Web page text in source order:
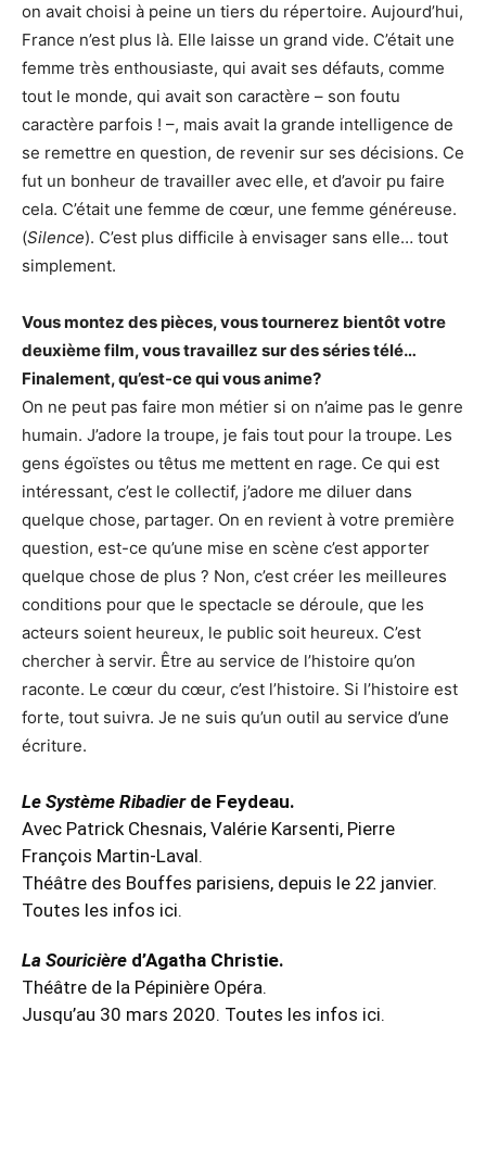
on avait choisi à peine un tiers du répertoire. Aujourd’hui,
France n’est plus là. Elle laisse un grand vide. C’était une
femme très enthousiaste, qui avait ses défauts, comme
tout le monde, qui avait son caractère – son foutu
caractère parfois ! –, mais avait la grande intelligence de
se remettre en question, de revenir sur ses décisions. Ce
fut un bonheur de travailler avec elle, et d’avoir pu faire
cela. C’était une femme de cœur, une femme généreuse.
(Silence). C’est plus difficile à envisager sans elle… tout
simplement.
Vous montez des pièces, vous tournerez bientôt votre
deuxième film, vous travaillez sur des séries télé…
Finalement, qu’est-ce qui vous anime?
On ne peut pas faire mon métier si on n’aime pas le genre
humain. J’adore la troupe, je fais tout pour la troupe. Les
gens égoïstes ou têtus me mettent en rage. Ce qui est
intéressant, c’est le collectif, j’adore me diluer dans
quelque chose, partager. On en revient à votre première
question, est-ce qu’une mise en scène c’est apporter
quelque chose de plus ? Non, c’est créer les meilleures
conditions pour que le spectacle se déroule, que les
acteurs soient heureux, le public soit heureux. C’est
chercher à servir. Être au service de l’histoire qu’on
raconte. Le cœur du cœur, c’est l’histoire. Si l’histoire est
forte, tout suivra. Je ne suis qu’un outil au service d’une
écriture.
Le Système Ribadierde Feydeau.
Avec Patrick Chesnais, Valérie Karsenti, Pierre
François Martin-Laval.
Théâtre des Bouffes parisiens, depuis le 22 janvier.
Toutes les infos ici.
La Souricière d’Agatha Christie.
Théâtre de la Pépinière Opéra.
Jusqu’au 30 mars 2020. Toutes les infos ici.